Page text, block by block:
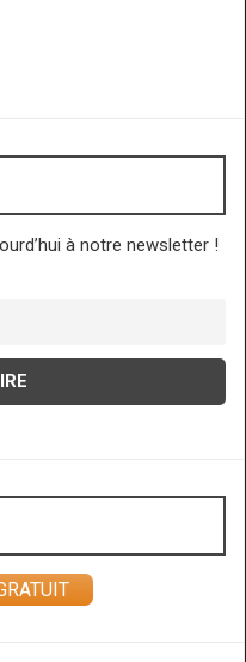
à notre newsletter !